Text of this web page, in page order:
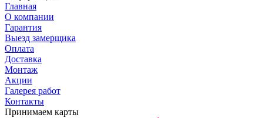
Главная
О компании
Гарантия
Выезд замерщика
Оплата
Доставка
Монтаж
Акции
Галерея работ
Контакты
Принимаем карты